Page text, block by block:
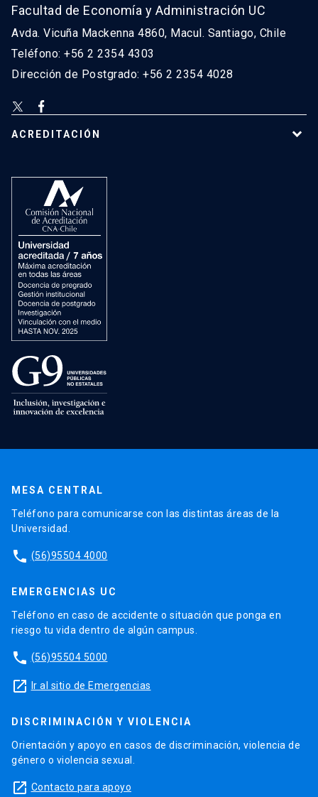
Facultad de Economía y Administración UC
Avda. Vicuña Mackenna 4860, Macul. Santiago, Chile
Teléfono: +56 2 2354 4303
Dirección de Postgrado: +56 2 2354 4028
ACREDITACIÓN
MESA CENTRAL
Teléfono para comunicarse con las distintas áreas de la
Universidad.
phone (56)95504 4000
EMERGENCIAS UC
Teléfono en caso de accidente o situación que ponga en
riesgo tu vida dentro de algún campus.
phone (56)95504 5000
launch Ir al sitio de Emergencias
DISCRIMINACIÓN Y VIOLENCIA
Orientación y apoyo en casos de discriminación, violencia de
género o violencia sexual.
launch Contacto para apoyo